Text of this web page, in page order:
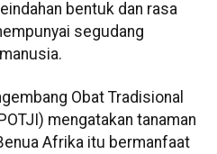
bentuk dan rasa
segudang
Obat Tradisional
mengatakan tanaman
Afrika itu bermanfaat